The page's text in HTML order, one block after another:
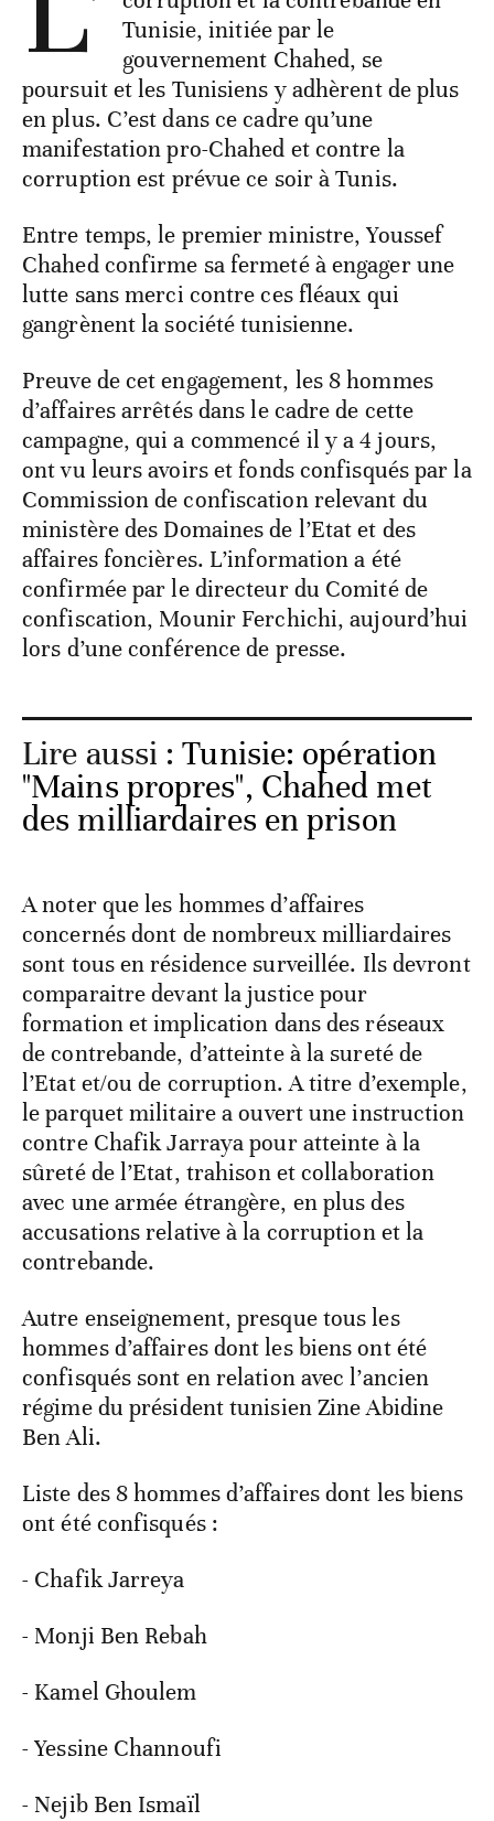
Tunisie, initiée par le
gouvernement Chahed, se
poursuit et les Tunisiens y adhèrent de plus
en plus. C’est dans ce cadre qu’une
manifestation pro-Chahed et contre la
corruption est prévue ce soir à Tunis.
Entre temps, le premier ministre, Youssef
Chahed confirme sa fermeté à engager une
lutte sans merci contre ces fléaux qui
gangrènent la société tunisienne.
Preuve de cet engagement, les 8 hommes
d’affaires arrêtés dans le cadre de cette
campagne, qui a commencé il y a 4 jours,
ont vu leurs avoirs et fonds confisqués par la
Commission de confiscation relevant du
ministère des Domaines de l’Etat et des
affaires foncières. L’information a été
confirmée par le directeur du Comité de
confiscation, Mounir Ferchichi, aujourd’hui
lors d’une conférence de presse.
Lire aussi :Tunisie: opération
"Mains propres", Chahed met
des milliardaires en prison
A noter que les hommes d’affaires
concernés dont de nombreux milliardaires
sont tous en résidence surveillée. Ils devront
comparaitre devant la justice pour
formation et implication dans des réseaux
de contrebande, d’atteinte à la sureté de
l’Etat et/ou de corruption. A titre d’exemple,
le parquet militaire a ouvert une instruction
contre Chafik Jarraya pour atteinte à la
sûreté de l’Etat, trahison et collaboration
avec une armée étrangère, en plus des
accusations relative à la corruption et la
contrebande.
Autre enseignement, presque tous les
hommes d’affaires dont les biens ont été
confisqués sont en relation avec l’ancien
régime du président tunisien Zine Abidine
Ben Ali.
Liste des 8 hommes d’affaires dont les biens
ont été confisqués :
- Chafik Jarreya
- Monji Ben Rebah
- Kamel Ghoulem
- Yessine Channoufi
- Nejib Ben Ismaïl